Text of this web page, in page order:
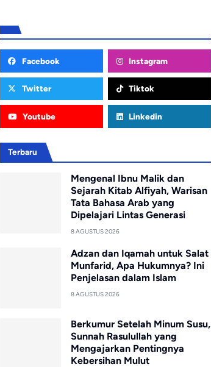
Facebook Instagram
Twitter Tiktok
Youtube Linkedin
Terbaru
Mengenal Ibnu Malik dan
Sejarah Kitab Alfiyah, Warisan
Tata Bahasa Arab yang
Dipelajari Lintas Generasi
8 AGUSTUS 2026
Adzan dan Iqamah untuk Salat
Munfarid, Apa Hukumnya? Ini
Penjelasan dalam Islam
8 AGUSTUS 2026
Berkumur Setelah Minum Susu,
Sunnah Rasulullah yang
Mengajarkan Pentingnya
Kebersihan Mulut